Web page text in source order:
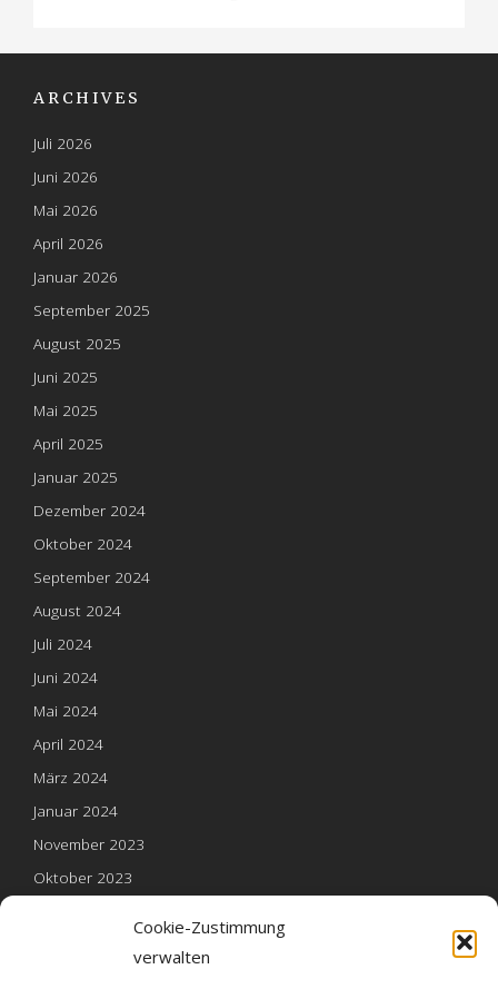
Cookie-Zustimmung
verwalten
ARCHIVES
Juli 2026
Juni 2026
Mai 2026
April 2026
Januar 2026
September 2025
August 2025
Juni 2025
Mai 2025
April 2025
Januar 2025
Dezember 2024
Oktober 2024
September 2024
August 2024
Juli 2024
Juni 2024
Mai 2024
April 2024
März 2024
Januar 2024
November 2023
Oktober 2023